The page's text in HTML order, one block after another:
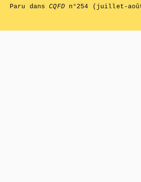
Paru dansCQFDn°254 (juillet-